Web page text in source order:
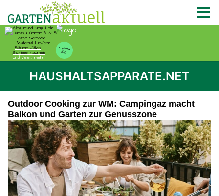
HAUSHALTSAPPARATE.NET
Outdoor Cooking zur WM: Campingaz macht
Balkon und Garten zur Genusszone